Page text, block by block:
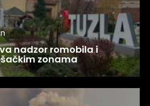
nadzor romobila i
zonama